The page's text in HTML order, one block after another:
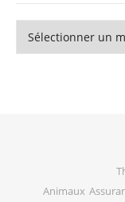
Archives
Animaux